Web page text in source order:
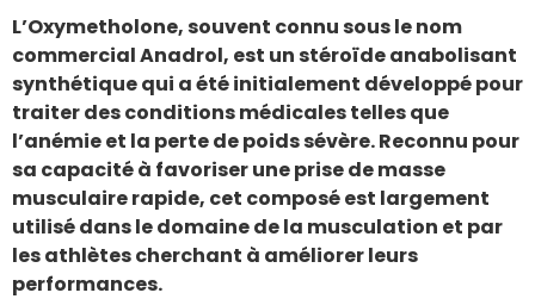
L’Oxymetholone, souvent connu sous le nom
commercial Anadrol, est un stéroïde anabolisant
synthétique qui a été initialement développé pour
traiter des conditions médicales telles que
l’anémie et la perte de poids sévère. Reconnu pour
sa capacité à favoriser une prise de masse
musculaire rapide, cet composé est largement
utilisé dans le domaine de la musculation et par
les athlètes cherchant à améliorer leurs
performances.